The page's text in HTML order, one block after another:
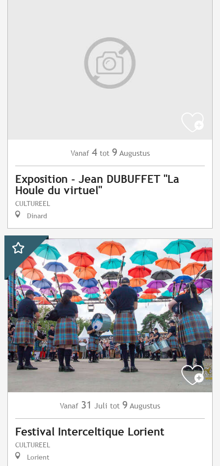
Vanaf 4 tot 9 Augustus
Exposition - Jean DUBUFFET "La
Houle du virtuel"
CULTUREEL
Dinard
Vanaf 31 Juli tot 9 Augustus
Festival Interceltique Lorient
CULTUREEL
Lorient